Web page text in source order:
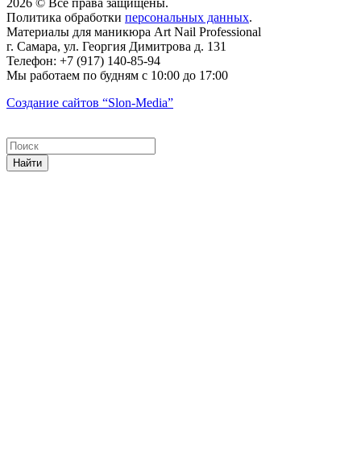
2026 © Все права защищены.
Политика обработки персональных данных.
Материалы для маникюра Art Nail Professional
г. Самара, ул. Георгия Димитрова д. 131
Телефон: +7 (917) 140-85-94
Мы работаем по будням с 10:00 до 17:00
Создание сайтов “Slon-Media”
Найти